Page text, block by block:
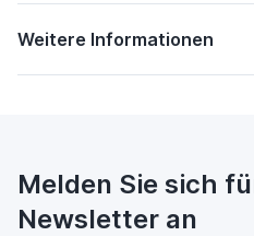
Weitere Informationen
Melden Sie sich
Newsletter an